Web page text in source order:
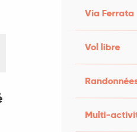
Via Ferrata
Vol libre
Multi-
des fêtes et de la